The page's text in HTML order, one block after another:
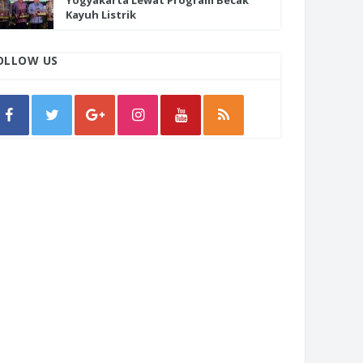
Kayuh Listrik
US